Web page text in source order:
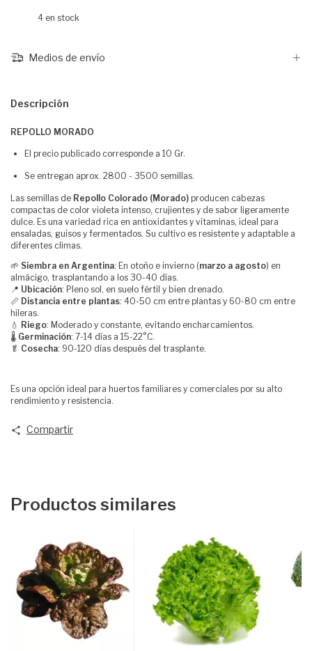
4en stock
Medios de envío
Descripción
REPOLLO MORADO
El precio publicado corresponde a 10 Gr.
Se entregan aprox. 2800 - 3500 semillas.
Las semillas de Repollo Colorado (Morado) producen cabezas
compactas de color violeta intenso, crujientes y de sabor ligeramente
dulce. Es una variedad rica en antioxidantes y vitaminas, ideal para
ensaladas, guisos y fermentados. Su cultivo es resistente y adaptable a
diferentes climas.
🌱 Siembra en Argentina: En otoño e invierno (marzo a agosto) en
almácigo, trasplantando a los 30-40 días.
📍 Ubicación: Pleno sol, en suelo fértil y bien drenado.
📏 Distancia entre plantas: 40-50 cm entre plantas y 60-80 cm entre
hileras.
💧 Riego: Moderado y constante, evitando encharcamientos.
🌡 Germinación: 7-14 días a 15-22°C.
🥬 Cosecha: 90-120 días después del trasplante.
Es una opción ideal para huertos familiares y comerciales por su alto
rendimiento y resistencia.
Compartir
Productos similares